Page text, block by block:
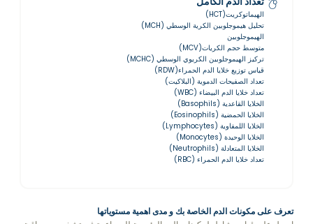
الهيماتوكريت(HCT)
تحليل هيموجلوبين الكرية الوسطي (MCH)
الهيموجلوبين
متوسط حجم الكريات(MCV)
تركيز الهيموجلوبين الكريوي الوسطي (MCHC)
قياس توزيع خلايا الدم الحمراء(RDW)
تعداد الصفيحات الدموية (البلاكيت)
تعداد خلايا الدم البيضاء (WBC)
الخلايا القاعدية (Basophils)
الخلايا الحمضية (Eosinophils)
الخلايا اللمفاوية (Lymphocytes)
الخلايا الوحيدة (Monocytes)
الخلايا المتعادلة (Neutrophils)
تعداد خلايا الدم الحمراء (RBC)
تعرف على مكونات الدم الخاصة بك و مدى اهمية مستوياتها